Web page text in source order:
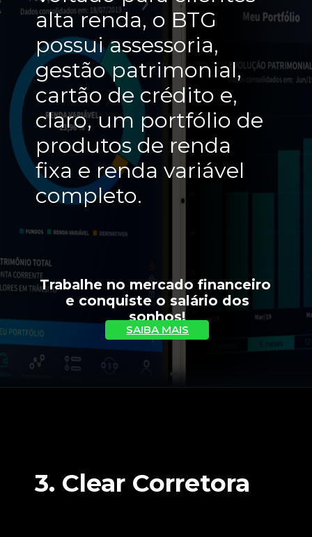
alta renda, o BTG
possui assessoria,
gestão patrimonial,
cartão de crédito e,
claro, um portfólio de
produtos de renda
fixa e renda variável
completo.
Trabalhe no mercado financeiro
e conquiste o salário dos
sonhos!
SAIBA MAIS
3. Clear Corretora